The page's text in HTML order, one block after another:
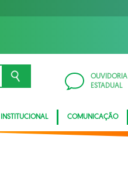
OUVIDORIA
ESTADUAL
INSTITUCIONAL COMUNICAÇÃO